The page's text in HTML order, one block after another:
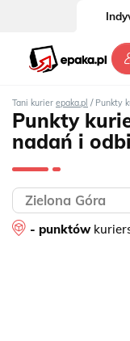
Tani kurier epaka.pl / Punkty
Punkty
nadań i
- punktów